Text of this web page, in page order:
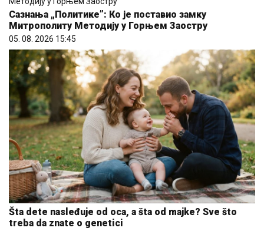
Сазнања „Политике”: Ко је поставио замку
Митрополиту Методију у Горњем Заостру
05. 08. 2026 15:45
Šta dete nasleđuje od oca, a šta od majke? Sve što
treba da znate o genetici